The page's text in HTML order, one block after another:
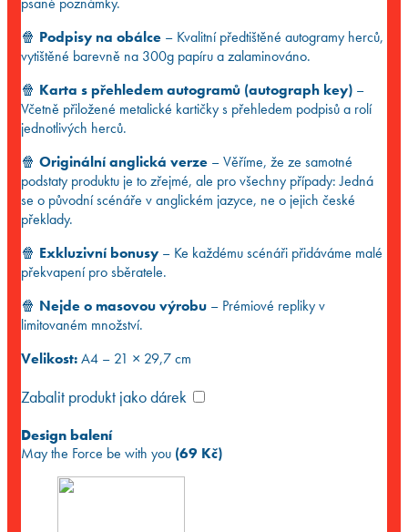
🍿 Podpisy na obálce – Kvalitní předtištěné autogramy herců,
vytištěné barevně na 300g papíru a zalaminováno.
🍿 Karta s přehledem autogramů (autograph key) –
Včetně přiložené metalické kartičky s přehledem podpisů a rolí
jednotlivých herců.
🍿 Originální anglická verze – Věříme, že ze samotné
podstaty produktu je to zřejmé, ale pro všechny případy: Jedná
se o původní scénáře v anglickém jazyce, ne o jejich české
překlady.
🍿 Exkluzivní bonusy – Ke každému scénáři přidáváme malé
překvapení pro sběratele.
🍿 Nejde o masovou výrobu – Prémiové repliky v
limitovaném množství.
Velikost:A4 – 21 × 29,7 cm
Zabalit produkt jako dárek
Design balení
May the Force be with you (69 Kč)